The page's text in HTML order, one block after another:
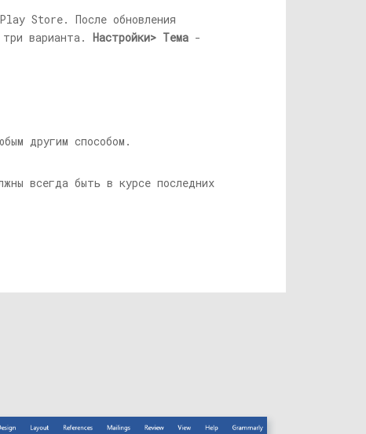
Store. После обновления
варианта. Настройки> Тема -
другим способом.
всегда быть в курсе последних